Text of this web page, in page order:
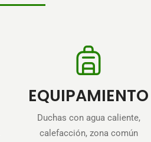
EQUIPAMIENTO
Duchas con agua caliente,
calefacción, zona común